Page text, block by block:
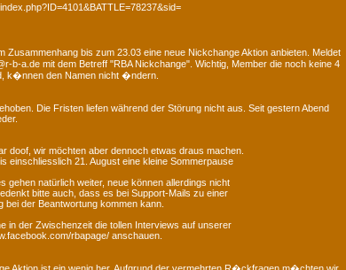
Zusammenhang bis zum 23.03 eine neue Nickchange Aktion anbieten. Meldet
b-a.de mit dem Betreff "RBA Nickchange". Wichtig, Member die noch keine 4
k�nnen den Namen nicht �ndern.
Die Fristen liefen während der Störung nicht aus. Seit gestern Abend
doof, wir möchten aber dennoch etwas draus machen.
einschliesslich 21. August eine kleine Sommerpause
gehen natürlich weiter, neue können allerdings nicht
bitte auch, dass es bei Support-Mails zu einer
bei der Beantwortung kommen kann.
in der Zwischenzeit die tollen Interviews auf unserer
rbapage/ anschauen.